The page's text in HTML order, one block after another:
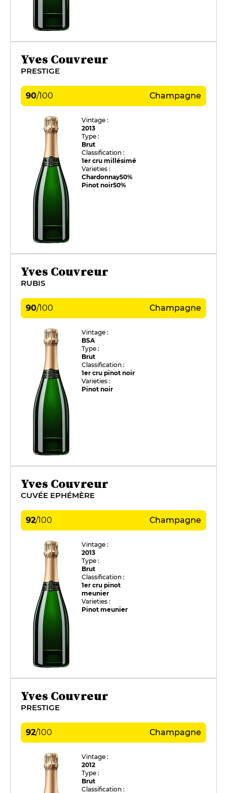
Yves Couvreur
PRESTIGE
90/100 Champagne
Vintage :
2013
Type :
Brut
Classification :
1er cru millésimé
Varieties :
Chardonnay50%
Pinot noir50%
Yves Couvreur
RUBIS
90/100 Champagne
Vintage :
BSA
Type :
Brut
Classification :
1er cru pinot noir
Varieties :
Pinot noir
Yves Couvreur
CUVÉE EPHÉMÈRE
92/100 Champagne
Vintage :
2013
Type :
Brut
Classification :
1er cru pinot
meunier
Varieties :
Pinot meunier
Yves Couvreur
PRESTIGE
92/100 Champagne
Vintage :
2012
Type :
Brut
Classification :